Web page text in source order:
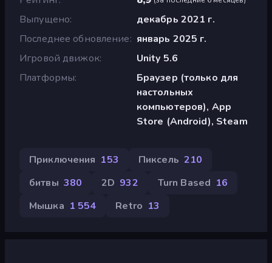
Выпущено
декабрь 2021 г.
Последнее обновление
январь 2025 г.
Игровой движок
Unity 5.6
Платформы
Браузер (только для
настольных
компьютеров), App
Store (Android), Steam
Приключения 153 Пиксель 210
битвы 380 2D 932 Turn Based 16
Мышка 1 554 Retro 13